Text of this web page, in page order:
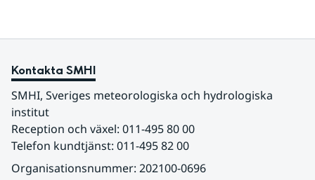
Kontakta SMHI
SMHI, Sveriges meteorologiska och hydrologiska
institut
Reception och växel: 011-495 80 00
Telefon kundtjänst: 011-495 82 00
Organisationsnummer: 202100-0696